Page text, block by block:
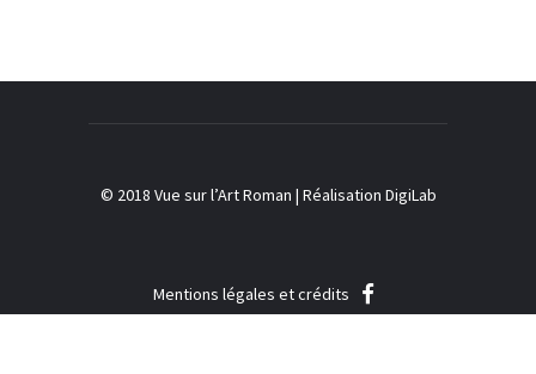
© 2018 Vue sur l’Art Roman | Réalisation DigiLab
Mentions légales et crédits